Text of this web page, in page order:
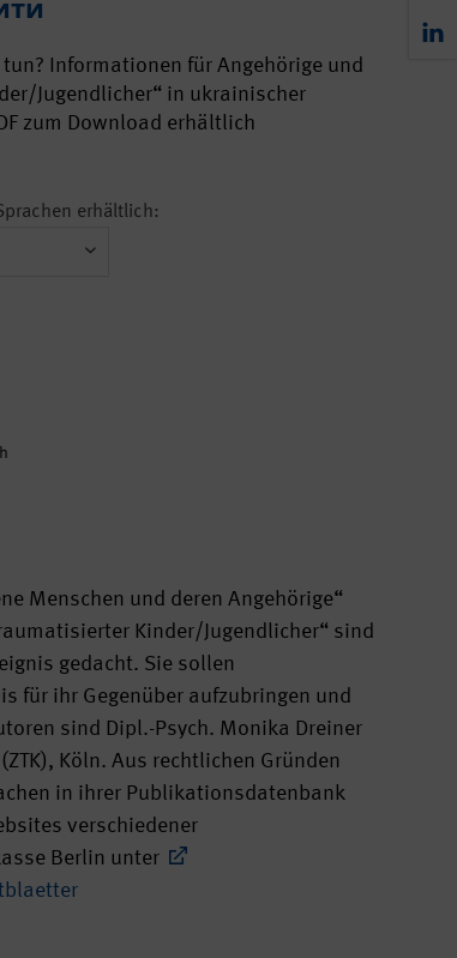
tun? Informationen für Angehörige und
Jugendlicher“ in ukrainischer
zum Download erhältlich
erhältlich:
Menschen und deren Angehörige“
Kinder/Jugendlicher“ sind
gedacht. Sie sollen
für ihr Gegenüber aufzubringen und
sind Dipl.-Psych. Monika Dreiner
Köln. Aus rechtlichen Gründen
in ihrer Publikationsdatenbank
verschiedener
Berlin unter